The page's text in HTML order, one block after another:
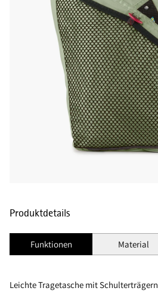
Produktdetails
Funktionen Material
Leichte Tragetasche mit Schulterträgern